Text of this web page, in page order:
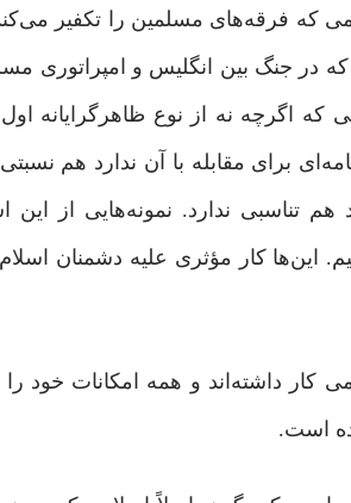
که فرقه‌های مسلمین را تکفیر
در جنگ بین انگلیس و امپراتوری
اگرچه نه از نوع ظاهرگرایانه
برای مقابله با آن ندارد هم نسبتی
تناسبی ندارد. نمونه‌هایی از این
کار مؤثری علیه دشمنان اسلام
کار داشته‌اند و همه امکانات خود
است.